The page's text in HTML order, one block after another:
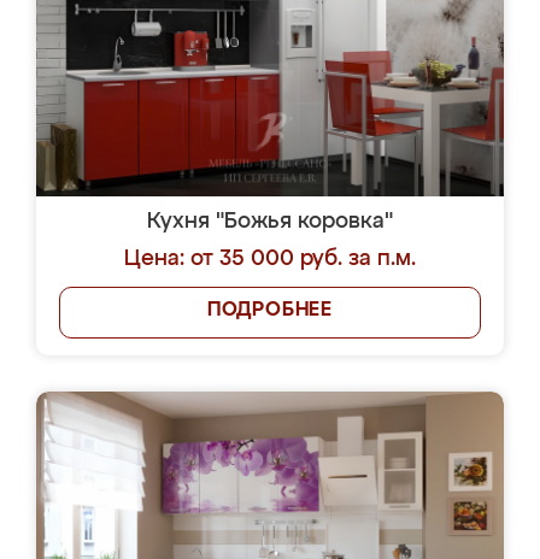
Кухня "Божья коровка"
Цена: от 35 000 руб. за п.м.
ПОДРОБНЕЕ